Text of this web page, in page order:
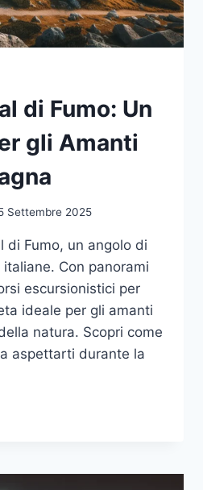
di Fumo: Un
gli Amanti
Settembre 2025
di Fumo, un angolo di
Con panorami
escursionistici per
ideale per gli amanti
natura. Scopri come
aspettarti durante la